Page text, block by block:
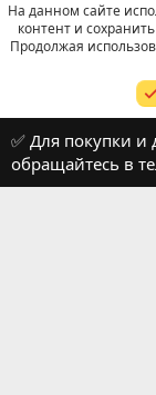
WeChat: Общие
Russian (RU)
Обратная связь
Политика
На данном сайте
контент и
Продолжая
✅ Для покупки и
обращайтесь в